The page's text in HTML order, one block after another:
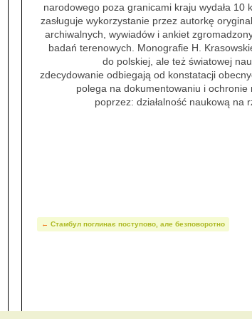
narodowego poza granicami kraju wydała 10
zasługuje wykorzystanie przez autorkę
archiwalnych, wywiadów i ankiet
badań terenowych. Monografie H.
do polskiej, ale też światowej
zdecydowanie odbiegają od konstatacji
polega na dokumentowaniu i
poprzez: działalność naukową na
← Стамбул поглинає поступово, але безповоротно